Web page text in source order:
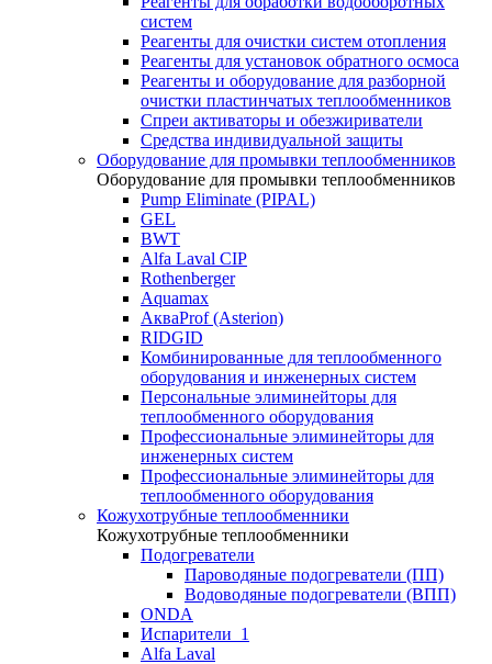
систем
Реагенты для очистки систем отопления
Реагенты для установок обратного осмоса
Реагенты и оборудование для разборной
очистки пластинчатых теплообменников
Спреи активаторы и обезжириватели
Средства индивидуальной защиты
Оборудование для промывки теплообменников
Оборудование для промывки теплообменников
Pump Eliminate (PIPAL)
GEL
BWT
Alfa Laval CIP
Rothenberger
Aquamax
АкваProf (Asterion)
RIDGID
Комбинированные для теплообменного
оборудования и инженерных систем
Персональные элиминейторы для
теплообменного оборудования
Профессиональные элиминейторы для
инженерных систем
Профессиональные элиминейторы для
теплообменного оборудования
Кожухотрубные теплообменники
Кожухотрубные теплообменники
Подогреватели
Пароводяные подогреватели (ПП)
Водоводяные подогреватели (ВПП)
ONDA
Испарители_1
Alfa Laval